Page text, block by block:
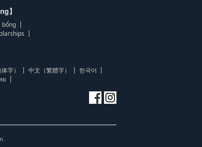
】
bổng
字） 中文（繁體字）
한국어
ย